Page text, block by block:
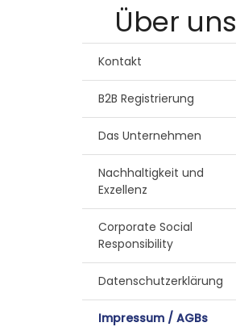
Über uns
Kontakt
B2B Registrierung
Das Unternehmen
Nachhaltigkeit und
Exzellenz
Corporate Social
Responsibility
Datenschutzerklärung
Impressum / AGBs